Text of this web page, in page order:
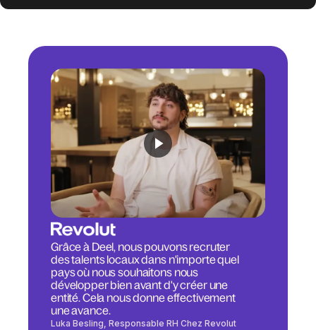
Grâce à Deel, nous pouvons recruter
des talents locaux dans n'importe quel
pays où nous souhaitons nous
développer bien avant d'y créer une
entité. Cela nous donne effectivement
une avance.
Luka Besling, Responsable RH Chez Revolut